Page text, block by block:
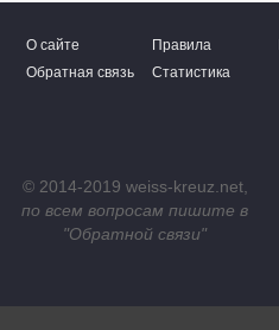
О сайте Правила
Обратная связь
Статистика
© 2014-2019 weiss-kreuz.net,
по всем вопросам пишите в
"Обратной связи"